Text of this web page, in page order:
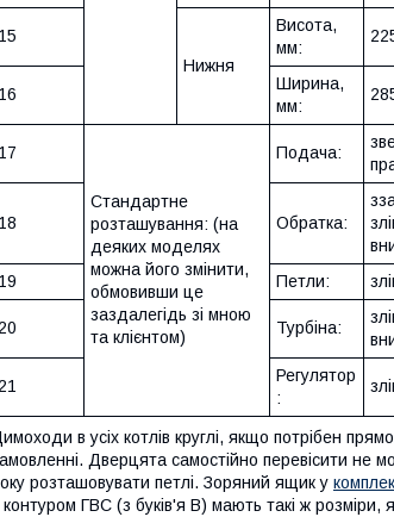
15
Нижня
Висота,
мм:
16
Ширина,
мм:
17
Стандартне
розташування: (на
деяких моделях
можна його змінити,
обмовивши це
заздалегідь зі мною
та клієнтом)
Подача:
18 Обратка:
19
Петли:
20 Турбіна:
21
Регулятор
:
в усіх котлів круглі, якщо потрібен
Дверцята самостійно перевісити не
розташовувати петлі. Зоряний ящик у
контуром ГВС (з буків'я В) мають такі ж розміри,